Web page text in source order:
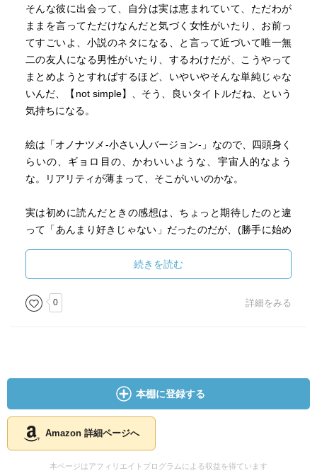
そんな彼に出会って、自分は実は恵まれていて、ただわが
ままを言ってただけなんだと気づく女性がいたり、お前っ
てすごいよ、小説のネタになる、と言って近づいて唯一無
二の友人になる男性がいたり、するわけだが、こうやって
まとめようとすればするほど、いやいやそんな単純じゃな
いんだ、【not simple】、そう、良いタイトルだね、という
気持ちになる。
絵は「オノナツメ-小さい人バージョン-」なので、四頭身く
らいの、ギョロ目の、かわいいような、宇宙人的なよう
な。リアリティが薄まって、そこがいいのかな。
実は初めに読んだときの感想は、ちょっと期待したのと違
って「あんまり好きじゃない」だったのだが、(勝手に始め
で良いじゃないか」になってきた。それに、これは他の本
でもよくあることだが、感想を書く作業として色々考えを
こねくりまわしているうちに、書き始める前より好きにな
っていたりする。言葉の力、ばかにならない。移ろう心、
続きを読む
0 詳細をみる
本棚に登録する
Amazon 詳細ページへ
本ページはアフィリエイトプログラムによる収益を得ています